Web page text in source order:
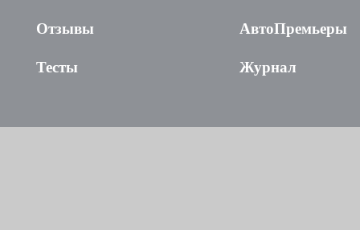
Отзывы
Тесты
АвтоПремьеры
Журнал